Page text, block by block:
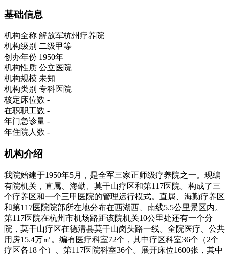
基础信息
机构全称 解放军杭州疗养院
机构级别 二级甲等
创办年份 1950年
机构性质 公立医院
机构规模 未知
机构类别 专科医院
核定床位数 -
在职职工数 -
年门急诊量 -
年住院人数 -
机构介绍
我院始建于1950年5月，是全军三家正师级疗养院之一。现编
有院机关，直属、海勤、莫干山疗区和第117医院。构成了三
个疗养区和一个三甲医院的管理运行模式。直属、海勤疗养区
和第117医院院部所在地分布在西湖西、南线5.5公里景区内。
第117医院在杭州市机场路距该院机关10公里处还有一个分
院，莫干山疗区在德清县莫干山岗头路一线。全院医疗、公共
用房15.4万㎡。编有医疗科室72个，其中疗区科室36个（2个
疗区各18 个）、第117医院科室36个。展开床位1600张，其中